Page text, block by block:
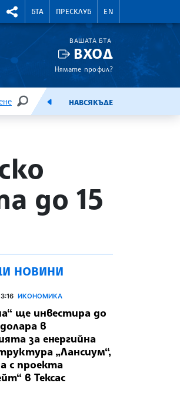
RIGHTMENU.SOCIAL
БТА ПРЕСКЛУБ EN
ВАШАТА БТА
ВХОД
Нямате профил?
ТЪРСЕНЕЕМИСИЯНАВСЯКЪДЕ
до 15
НОВИНИ
ИКОНОМИКА
ще инвестира до
в
за енергийна
„Лансиум“,
с проекта
в Тексас